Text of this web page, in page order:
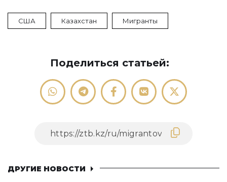
США Казахстан Мигранты
Поделиться статьей:
ДРУГИЕ НОВОСТИ